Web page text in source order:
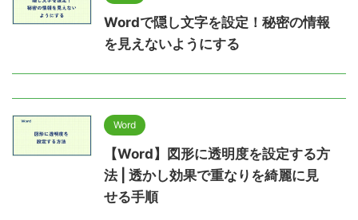
Wordで隠し文字を設定！秘密の情報
を見えないようにする
Word
【Word】図形に透明度を設定する方
法 | 透かし効果で重なりを綺麗に見
せる手順